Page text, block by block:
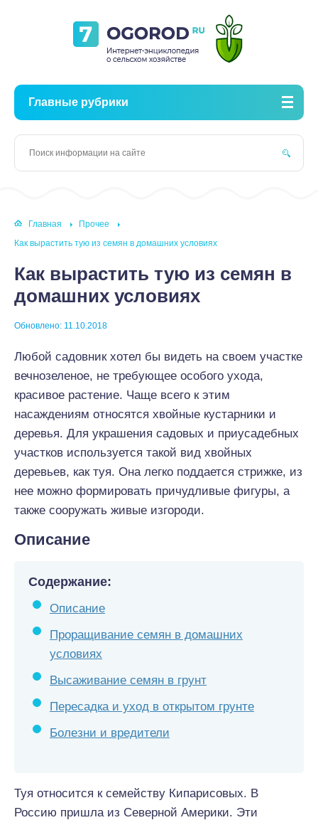
Главные рубрики
Главная
Прочее
Как вырастить тую из семян в домашних условиях
Как вырастить тую из семян в
домашних условиях
Обновлено: 11.10.2018
Любой садовник хотел бы видеть на своем участке
вечнозеленое, не требующее особого ухода,
красивое растение. Чаще всего к этим
насаждениям относятся хвойные кустарники и
деревья. Для украшения садовых и приусадебных
участков используется такой вид хвойных
деревьев, как туя. Она легко поддается стрижке, из
нее можно формировать причудливые фигуры, а
также сооружать живые изгороди.
Описание
Содержание:
Описание
Проращивание семян в домашних
условиях
Высаживание семян в грунт
Пересадка и уход в открытом грунте
Болезни и вредители
Туя относится к семейству Кипарисовых. В
Россию пришла из Северной Америки. Эти